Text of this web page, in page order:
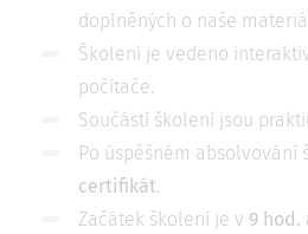
doplněných o naše
Školení je vedeno
počítače.
Součástí školení jsou
Po úspěšném absolvování
certifikát.
Začátek školení je v 9 hod.